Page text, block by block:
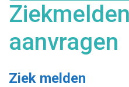
aanvragen
Ziek melden